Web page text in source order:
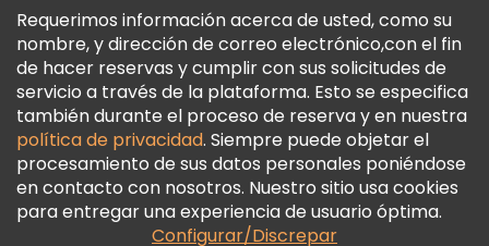
Free tours cerca Old Town Square
Free tours cerca Charles Bridge
Política De Cookies
Freetour Premios
Programa De Fidelidad
Requerimos información acerca de usted, como su
nombre, y dirección de correo electrónico,con el fin
de hacer reservas y cumplir con sus solicitudes de
servicio a través de la plataforma. Esto se especifica
también durante el proceso de reserva y en nuestra
política de privacidad. Siempre puede objetar el
procesamiento de sus datos personales poniéndose
en contacto con nosotros. Nuestro sitio usa cookies
para entregar una experiencia de usuario óptima.
Configurar/Discrepar